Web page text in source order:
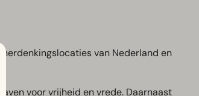
van Nederland en
voor vrijheid en vrede. Daarnaast